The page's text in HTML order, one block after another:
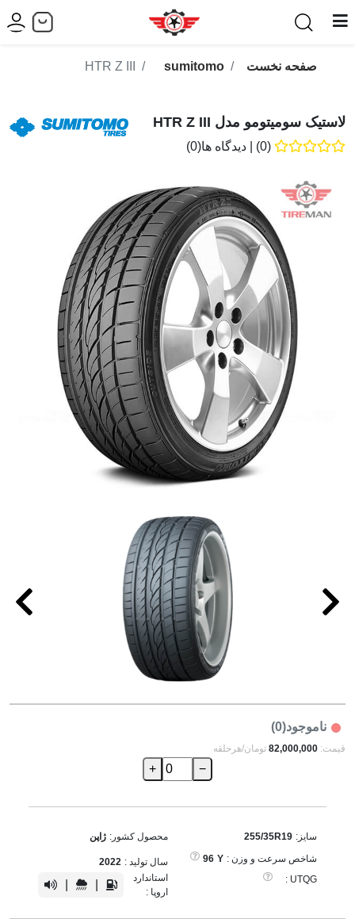
صفحه نخست sumitomo
HTR Z III
لاستیک سومیتومو مدل HTR Z III
(0) دیدگاه ها(0)
ناموجود(0)
قیمت: 82,000,000 تومان/هرحلقه
−
+
سایز: 255/35R19
شاخص سرعت و وزن : Y
96
UTQG :
محصول کشور: ژاپن
سال تولید : 2022
استاندارد
اروپا :